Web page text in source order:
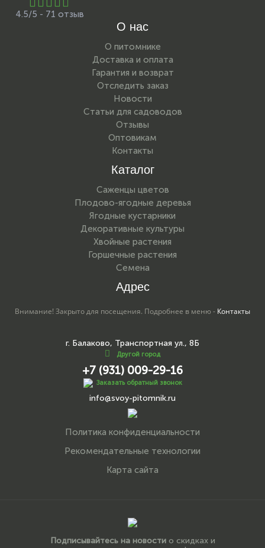
4.5/5 - 71 отзыв
О нас
О питомнике
Доставка и оплата
Гарантия и возврат
Отследить заказ
Новости
Статьи для садоводов
Отзывы
Оптовикам
Контакты
Каталог
Саженцы цветов
Плодово-ягодные деревья
Ягодные кустарники
Декоративные культуры
Хвойные растения
Горшечные растения
Семена
Адрес
Внимание! Закрыто для посещения. Подробнее в меню - Контакты
г. Балаково, Транспортная ул., 8Б
Другой город
+7 (931) 009-29-16
Заказать обратный звонок
info@svoy-pitomnik.ru
Политика конфиденциальности
Рекомендательные технологии
Карта сайта
Подписывайтесь на новостио скидках и